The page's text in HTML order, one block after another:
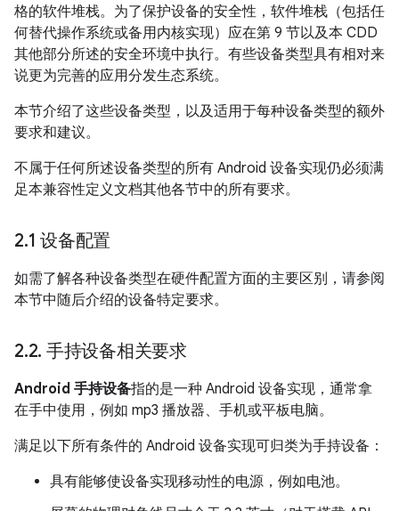
格的软件堆栈。为了保护设备的安全性，软件堆栈（包括任
何替代操作系统或备用内核实现）应在第 9 节以及本 CDD
其他部分所述的安全环境中执行。有些设备类型具有相对来
说更为完善的应用分发生态系统。
本节介绍了这些设备类型，以及适用于每种设备类型的额外
要求和建议。
不属于任何所述设备类型的所有 Android 设备实现仍必须满
足本兼容性定义文档其他各节中的所有要求。
2.1 设备配置
如需了解各种设备类型在硬件配置方面的主要区别，请参阅
本节中随后介绍的设备特定要求。
2.2. 手持设备相关要求
Android 手持设备指的是一种 Android 设备实现，通常拿
在手中使用，例如 mp3 播放器、手机或平板电脑。
满足以下所有条件的 Android 设备实现可归类为手持设备：
具有能够使设备实现移动性的电源，例如电池。